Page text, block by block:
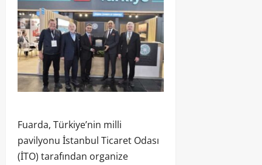
Fuarda, Türkiye’nin milli
pavilyonu İstanbul Ticaret Odası
(İTO) tarafından organize